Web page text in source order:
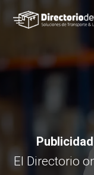
El Directorio